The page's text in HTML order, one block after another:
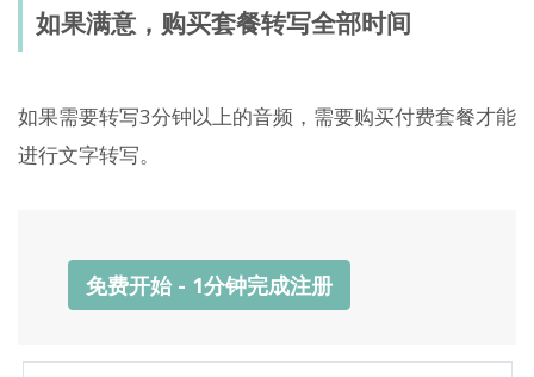
如果满意，购买套餐转写全部时间
如果需要转写3分钟以上的音频，需要购买付费套餐才能
进行文字转写。
免费开始 - 1分钟完成注册